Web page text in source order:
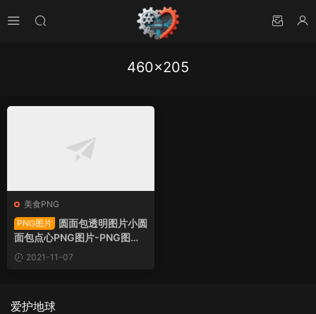
460×205
美食PNG
PNG图片
圆面包透明图片小圆
面包点心PNG图片-PNG图片1
3772下载
2021-11-07
爱护地球